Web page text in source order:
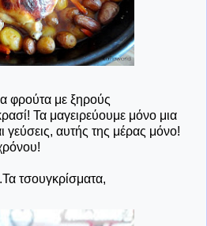
φρούτα με ξηρούς
Τα μαγειρεύουμε μόνο μια
γεύσεις, αυτής της μέρας μόνο!
τσουγκρίσματα,